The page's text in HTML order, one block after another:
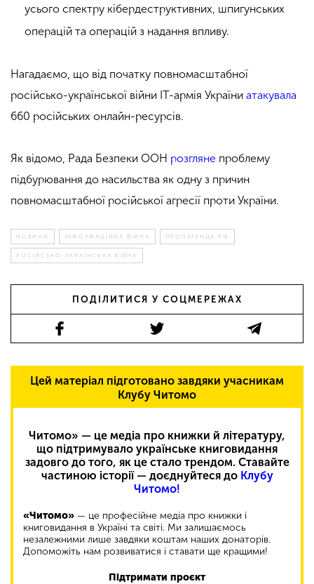
усього спектру кібердеструктивних, шпигунських
операцій та операцій з надання впливу.
Нагадаємо, що від початку повномасштабної
російсько-української війни ІТ-армія України атакувала
660 російських онлайн-ресурсів.
Як відомо, Рада Безпеки ООН розгляне проблему
підбурювання до насильства як одну з причин
повномасштабної російської агресії проти України.
НОВИНИ ІНФОРМАЦІЙНА ВІЙНА ПРОПАГАНДА РФ
РОСІЙСЬКО-УКРАЇНСЬКА ВІЙНА
ПОДІЛИТИСЯ У СОЦМЕРЕЖАХ
Цей матеріал підготовано завдяки учасникам
Клубу Читомо
Читомо» — це медіа про книжки й літературу,
що підтримувало українське книговидання
задовго до того, як це стало трендом. Ставайте
частиною історії — доєднуйтеся до Клубу
Читомо!
«Читомо» — це професійне медіа про книжки і
книговидання в Україні та світі. Ми залишаємось
незалежними лише завдяки коштам наших донаторів.
Допоможіть нам розвиватися і ставати ще кращими!
Підтримати проєкт